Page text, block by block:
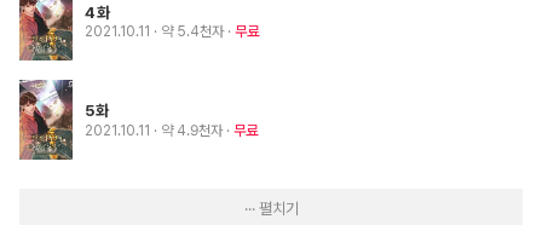
4화
2021.10.11 · 약 5.4천자 무료
5화
2021.10.11 · 약 4.9천자 무료
··· 펼치기